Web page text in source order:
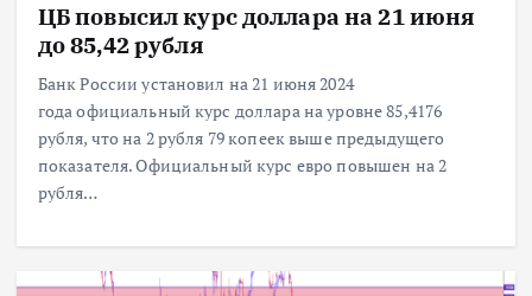
ЦБ повысил курс доллара на 21 июня
до 85,42 рубля
Банк России установил на 21 июня 2024
года официальный курс доллара на уровне 85,4176
рубля, что на 2 рубля 79 копеек выше предыдущего
показателя. Официальный курс евро повышен на 2
рубля…